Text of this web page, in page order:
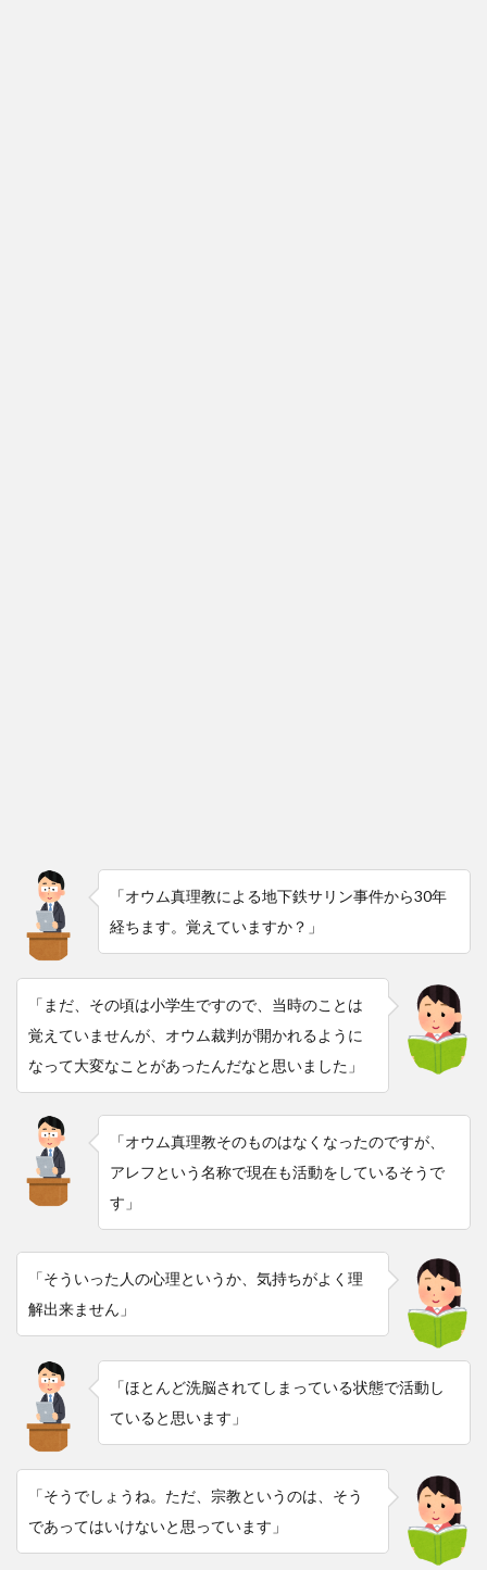
「オウム真理教による地下鉄サリン事件から30年
経ちます。覚えていますか？」
「まだ、その頃は小学生ですので、当時のことは
覚えていませんが、オウム裁判が開かれるように
なって大変なことがあったんだなと思いました」
「オウム真理教そのものはなくなったのですが、
アレフという名称で現在も活動をしているそうで
す」
「そういった人の心理というか、気持ちがよく理
解出来ません」
「ほとんど洗脳されてしまっている状態で活動し
ていると思います」
「そうでしょうね。ただ、宗教というのは、そう
であってはいけないと思っています」